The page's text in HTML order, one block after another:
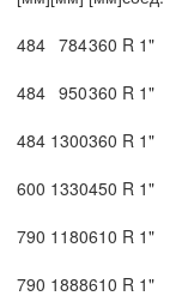
484 784360 R 1"
484 950360 R 1"
484 1300360 R 1"
600 1330450 R 1"
790 1180610 R 1"
790 1888610 R 1"